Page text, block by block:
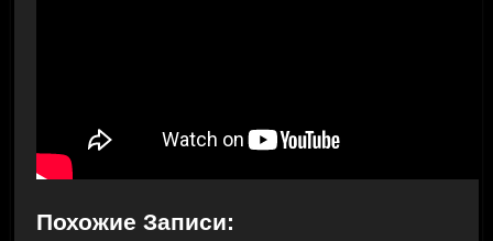
Похожие Записи: